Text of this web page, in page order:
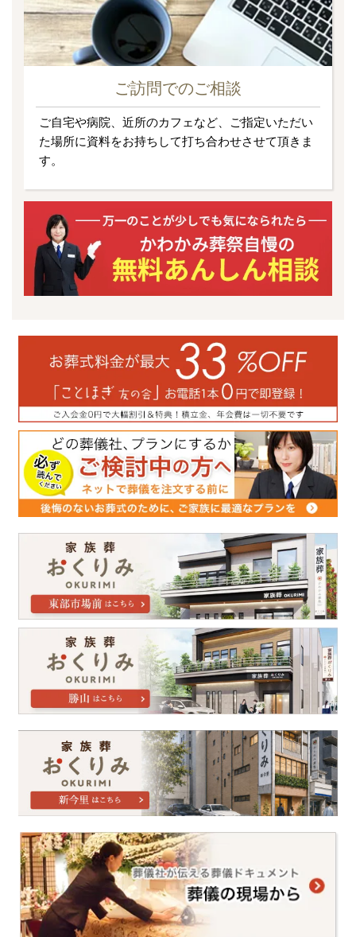
ご訪問でのご相談
ご自宅や病院、近所のカフェなど、ご指定いただい
た場所に資料をお持ちして打ち合わせさせて頂きま
す。